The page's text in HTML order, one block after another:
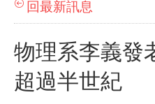
回最新訊息
物理系李義發
超過半世紀